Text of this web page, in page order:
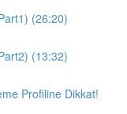
(26:20)
(13:32)
Profiline Dikkat!